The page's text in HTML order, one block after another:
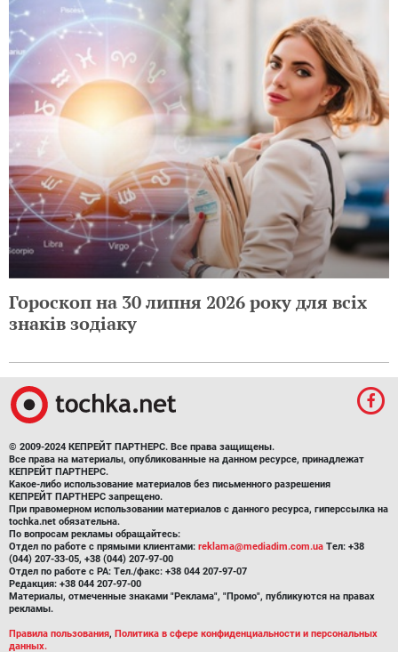
Гороскоп на 30 липня 2026 року для всіх
знаків зодіаку
© 2009-2024 КЕПРЕЙТ ПАРТНЕРС. Все права защищены.
Все права на материалы, опубликованные на данном ресурсе, принадлежат
КЕПРЕЙТ ПАРТНЕРС.
Какое-либо использование материалов без письменного разрешения
КЕПРЕЙТ ПАРТНЕРС запрещено.
При правомерном использовании материалов с данного ресурса, гиперссылка на
tochka.net обязательна.
По вопросам рекламы обращайтесь:
Отдел по работе с прямыми клиентами: reklama@mediadim.com.ua Тел: +38
(044) 207-33-05, +38 (044) 207-97-00
Отдел по работе с РА: Тел./факс: +38 044 207-97-07
Редакция: +38 044 207-97-00
Материалы, отмеченные знаками "Реклама", "Промо", публикуются на правах
рекламы.
Правила пользования, Политика в сфере конфиденциальности и персональных
данных.